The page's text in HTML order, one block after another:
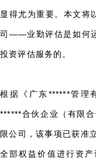
显得尤为重要。本文将
司——业勤评估是如何
投资评估服务的。
根据《广东******管理
******合伙企业（有限
限公司，该事项已获准
全部权益价值进行资